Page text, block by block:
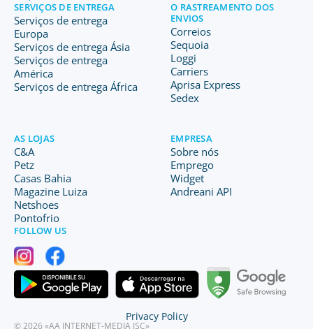
SERVIÇOS DE ENTREGA
Serviços de entrega
Europa
Serviços de entrega Ásia
Serviços de entrega
América
Serviços de entrega África
O RASTREAMENTO DOS
ENVIOS
Correios
Sequoia
Loggi
Carriers
Aprisa Express
Sedex
AS LOJAS
C&A
Petz
Casas Bahia
Magazine Luiza
Netshoes
Pontofrio
EMPRESA
Sobre nós
Emprego
Widget
Andreani API
FOLLOW US
© 2026 «AA INTERNET-MEDIA JSC»
Privacy Policy